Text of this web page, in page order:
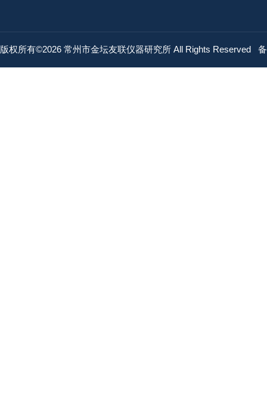
版权所有©2026 常州市金坛友联仪器研究所 All Rights Reserved